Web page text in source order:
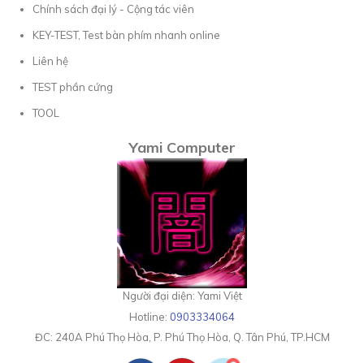
Chính sách đại lý - Cộng tác viên
KEY-TEST, Test bàn phím nhanh online
Liên hệ
TEST phần cứng
TOOL
Yami Computer
Người đại diện: Yami Việt
Hotline: 0903334064
ĐC: 240A Phú Thọ Hòa, P. Phú Thọ Hòa, Q. Tân Phú, TP.HCM